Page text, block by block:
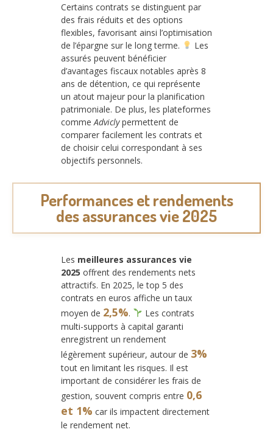
Certains contrats se distinguent par
des frais réduits et des options
flexibles, favorisant ainsi l’optimisation
de l’épargne sur le long terme.
Les
assurés peuvent bénéficier
d’avantages fiscaux notables après 8
ans de détention, ce qui représente
un atout majeur pour la planification
patrimoniale. De plus, les plateformes
comme Adviclypermettent de
comparer facilement les contrats et
de choisir celui correspondant à ses
objectifs personnels.
Performances et rendements
des assurances vie 2025
Les meilleures assurances vie
2025 offrent des rendements nets
attractifs. En 2025, le top 5 des
contrats en euros affiche un taux
moyen de 2,5%.
Les contrats
multi-supports à capital garanti
enregistrent un rendement
légèrement supérieur, autour de 3%
tout en limitant les risques. Il est
important de considérer les frais de
gestion, souvent compris entre 0,6
et 1% car ils impactent directement
le rendement net.